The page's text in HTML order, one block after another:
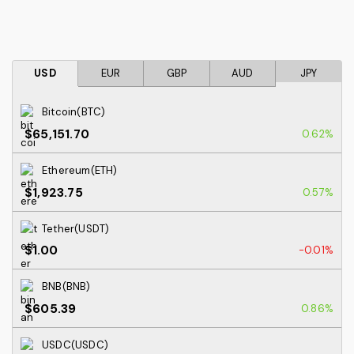
USD EUR GBP AUD JPY
Bitcoin(BTC)
$65,151.70 0.62%
Ethereum(ETH)
$1,923.75 0.57%
Tether(USDT)
$1.00 -0.01%
BNB(BNB)
$605.39 0.86%
USDC(USDC)